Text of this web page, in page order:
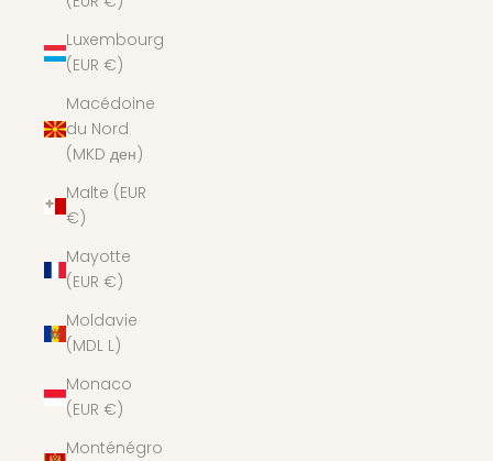
Luxembourg
(EUR €)
Macédoine
du Nord
(MKD ден)
Malte (EUR
€)
Mayotte
(EUR €)
Moldavie
(MDL L)
Monaco
(EUR €)
Monténégro